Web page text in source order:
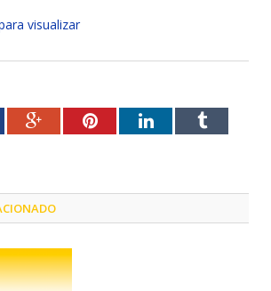
visualizar
Google+PinterestLinkedInTumblr